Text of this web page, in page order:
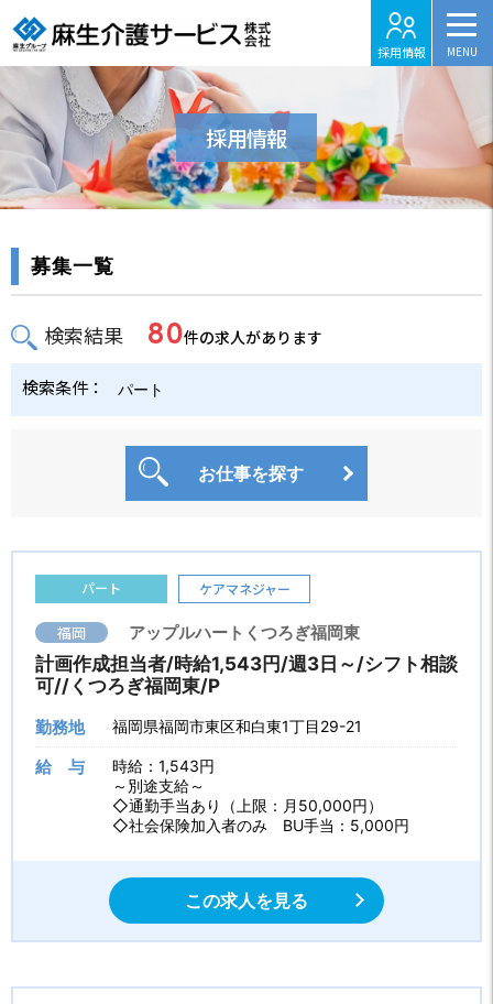
採用情報
採用情報
募集一覧
検索結果 80件の求人があります
検索条件： パート
お仕事を探す
パート ケアマネジャー
福岡 アップルハートくつろぎ福岡東
計画作成担当者/時給1,543円/週3日～/シフト相談
可//くつろぎ福岡東/P
勤務地 福岡県福岡市東区和白東1丁目29-21
給 与
時給：1,543円
～別途支給～
◇通勤手当あり（上限：月50,000円）
◇社会保険加入者のみ BU手当：5,000円
この求人を見る